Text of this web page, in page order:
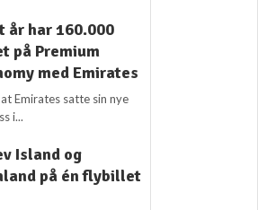
år har 160.000
på Premium
med Emirates
Emirates satte sin nye
i...
Island og
på én flybillet